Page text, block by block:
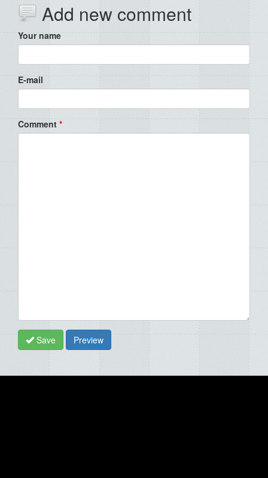
Add new comment
Your name
E-mail
Comment *
Save Preview